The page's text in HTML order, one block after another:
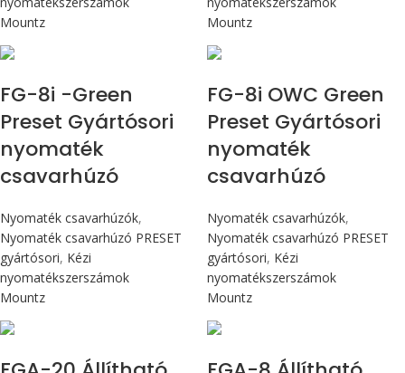
Mountz
Mountz
FG-8i -Green
Preset Gyártósori
nyomaték
csavarhúzó
Nyomaték csavarhúzók,
Nyomaték csavarhúzó PRESET
gyártósori, Kézi
nyomatékszerszámok
Mountz
FG-8i OWC Green
Preset Gyártósori
nyomaték
csavarhúzó
Nyomaték csavarhúzók,
Nyomaték csavarhúzó PRESET
gyártósori, Kézi
nyomatékszerszámok
Mountz